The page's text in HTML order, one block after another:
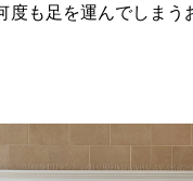
度も足を運んでしまう